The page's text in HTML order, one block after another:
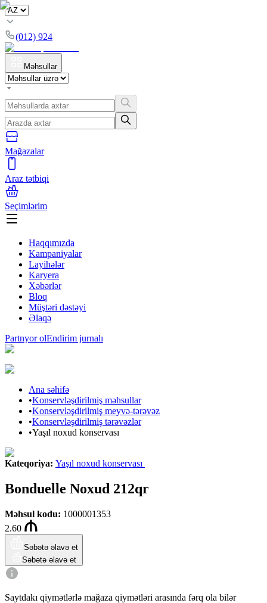
(012) 924
Məhsullar
Mağazalar
Araz tətbiqi
Seçimlərim
Haqqımızda
Kampaniyalar
Layihələr
Karyera
Xəbərlər
Bloq
Müştəri dəstəyi
Əlaqə
Partnyor olEndirim jurnalı
Ana səhifə
•Konservləşdirilmiş məhsullar
•Konservləşdirilmiş meyvə-tərəvəz
•Konservləşdirilmiş tərəvəzlər
•Yaşıl noxud konservası
Kateqoriya: Yaşıl noxud konservası
Bonduelle Noxud 212qr
Məhsul kodu: 1000001353
2.60
Səbətə əlavə et
Səbətə əlavə et
Saytdakı qiymətlərlə mağaza qiymətləri arasında fərq ola bilər